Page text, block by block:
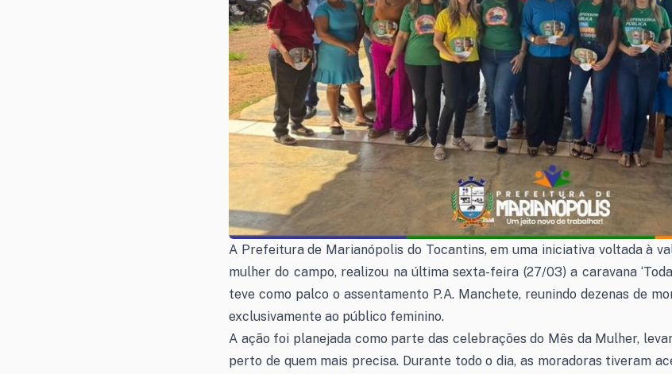
A Prefeitura de Marianópolis do Tocantins, em uma iniciativa voltada à
mulher do campo, realizou na última sexta-feira (27/03) a caravana
teve como palco o assentamento P.A. Manchete, reunindo dezenas de
exclusivamente ao público feminino.
A ação foi planejada como parte das celebrações do Mês da Mulher,
perto de quem mais precisa. Durante todo o dia, as moradoras tiveram